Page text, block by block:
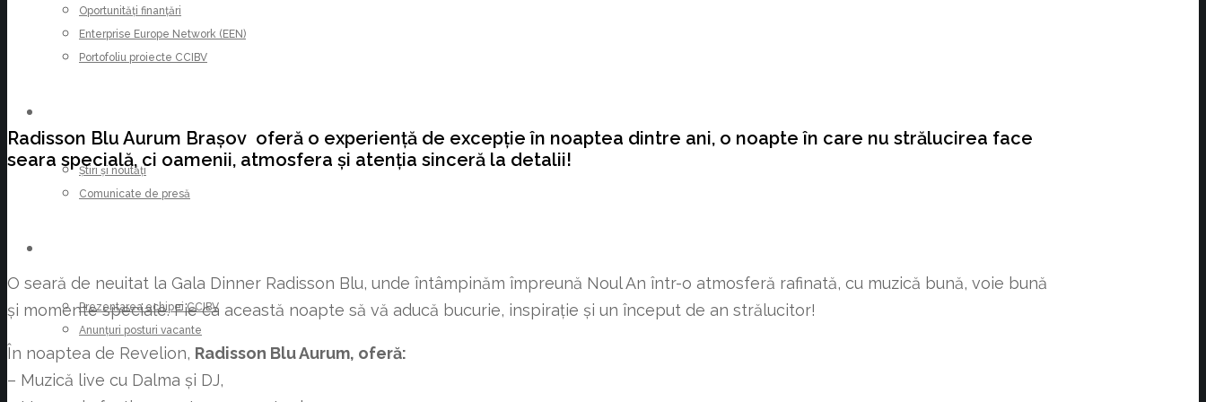
Oportunități finanțări
Enterprise Europe Network (EEN)
Portofoliu proiecte CCIBV
Știri și noutăți
Comunicate de presă
Prezentarea echipei CCIBV
Anunțuri posturi vacante
Radisson Blu Aurum Brașov oferă o experiență de excepție în noaptea dintre ani, o noapte în care nu strălucirea face
seara specială, ci oamenii, atmosfera și atenția sinceră la detalii!
O seară de neuitat la Gala Dinner Radisson Blu, unde întâmpinăm împreună Noul An într-o atmosferă rafinată, cu muzică bună, voie bună
și momente speciale. Fie ca această noapte să vă aducă bucurie, inspirație și un început de an strălucitor!
În noaptea de Revelion, Radisson Blu Aurum, oferă:
– Muzică live cu Dalma și DJ,